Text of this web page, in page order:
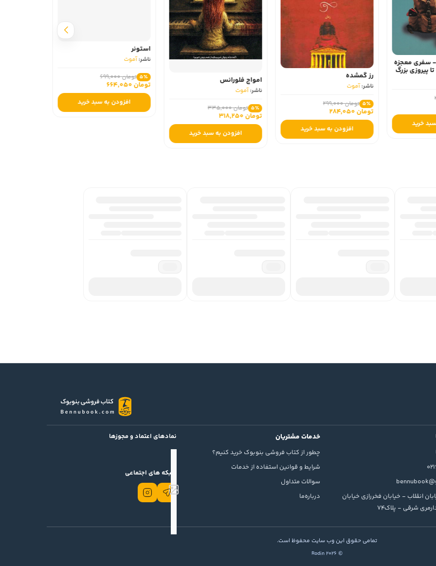
سفری معجزه‌
پیروزی بزرگ
خرید
رز گمشده
ناشر:آموت
5٪ تومان 299,000
تومان 284,050
افزودن به سبد خرید
امواج فلورانس
ناشر:آموت
5٪ تومان 335,000
تومان 318,250
افزودن به سبد خرید
استونر
ناشر:آموت
5٪ تومان 699,000
تومان 664,050
افزودن به سبد خرید
انقلاب - خیابان فخررازی خیابان
شرقی - پلاک74
خدمات مشتریان
چطور از کتاب فروشی بنوبوک خرید کنیم؟
شرایط و قوانین استفاده از خدمات
سوالات متداول
درباره‌ما
نمادهای اعتماد و مجوزها
شبکه های اجتماعی
تمامی حقوق این وب سایت محفوظ است.
© 2026 Rodin